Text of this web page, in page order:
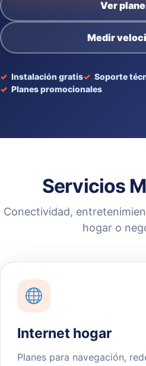
Ver
Medir
Instalación gratis
Soporte
Planes promocionales
Servicios
Conectividad,
hogar o
Internet hogar
Planes para navegación,